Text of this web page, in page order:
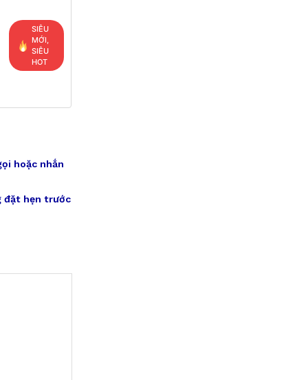
SIÊU
MỚI,
SIÊU
HOT
hoặc nhắn
đặt hẹn trước